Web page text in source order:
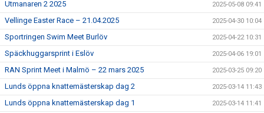
Utmanaren 2 2025 2025-05-08 09:41
Vellinge Easter Race – 21.04.2025 2025-04-30 10:04
Sportringen Swim Meet Burlöv 2025-04-22 10:31
Späckhuggarsprint i Eslöv 2025-04-06 19:01
RAN Sprint Meet i Malmö – 22 mars 2025 2025-03-25 09:20
Lunds öppna knattemästerskap dag 2 2025-03-14 11:43
Lunds öppna knattemästerskap dag 1 2025-03-14 11:41